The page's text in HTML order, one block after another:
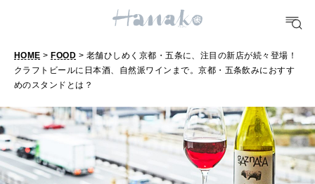
FOOD
おいしい
FORTUNE
明日のわたし
HOME > FOOD > 老舗ひしめく京都・五条に、注目の新店が続々登場！
クラフトビールに日本酒、自然派ワインまで。京都・五条飲みにおすす
めのスタンドとは？